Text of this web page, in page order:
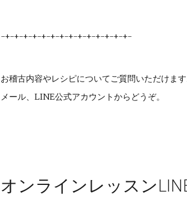
-+-+-+-+-+-+-+-+-+-+-+-+-+-+-
お稽古内容やレシピについてご質問いただけます
メール、LINE公式アカウントからどうぞ。
オンラインレッスン